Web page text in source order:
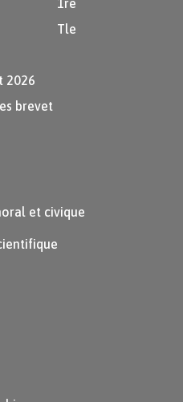
2026
brevet
1re
Tle
et civique